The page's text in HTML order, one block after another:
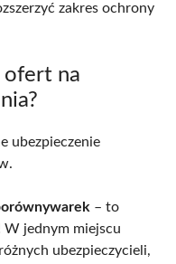
zakres ochrony
ofert na
ubezpieczenie
– to
jednym miejscu
ubezpieczycieli,